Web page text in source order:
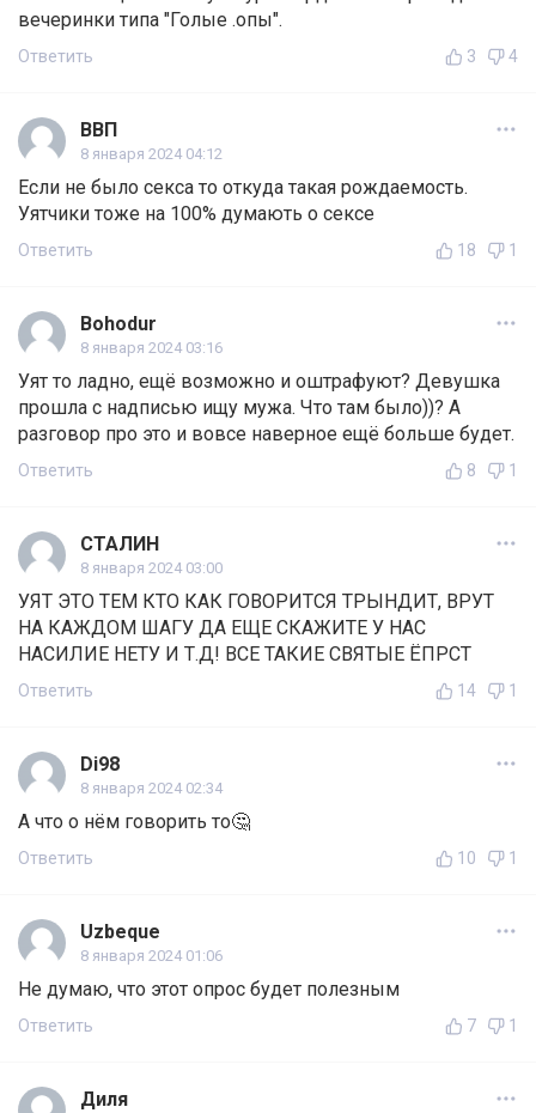
вечеринки типа "Голые .опы".
Ответить 3 4
ВВП
8 января 2024 04:12
Если не было секса то откуда такая рождаемость.
Уятчики тоже на 100% думають о сексе
Ответить 18 1
Bohodur
8 января 2024 03:16
Уят то ладно, ещё возможно и оштрафуют? Девушка
прошла с надписью ищу мужа. Что там было))? А
разговор про это и вовсе наверное ещё больше будет.
Ответить 8 1
СТАЛИН
8 января 2024 03:00
УЯТ ЭТО ТЕМ КТО КАК ГОВОРИТСЯ ТРЫНДИТ, ВРУТ
НА КАЖДОМ ШАГУ ДА ЕЩЕ СКАЖИТЕ У НАС
НАСИЛИЕ НЕТУ И Т.Д! ВСЕ ТАКИЕ СВЯТЫЕ ЁПРСТ
Ответить 14 1
Di98
8 января 2024 02:34
А что о нём говорить то🤔
Ответить 10 1
Uzbeque
8 января 2024 01:06
Не думаю, что этот опрос будет полезным
Ответить 7 1
Диля